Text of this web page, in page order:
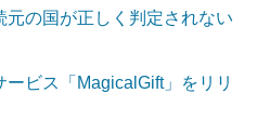
元の国が正しく判定されない
ービス「MagicalGift」をリリ